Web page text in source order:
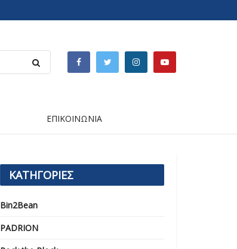
ΕΠΙΚΟΙΝΩΝΙΑ
ΚΑΤΗΓΟΡΙΕΣ
Bin2Bean
PADRION